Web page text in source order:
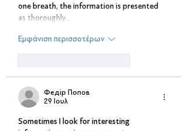
one breath, the information is presented
as thoroughly…
Εμφάνιση περισσοτέρων
Федір Попов
29 Ιουλ
Sometimes I look for interesting